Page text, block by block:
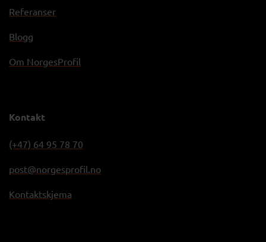
Referanser
Blogg
Om NorgesProfil
Kontakt
(+47) 64 95 78 70
post@norgesprofil.no
Kontaktskjema